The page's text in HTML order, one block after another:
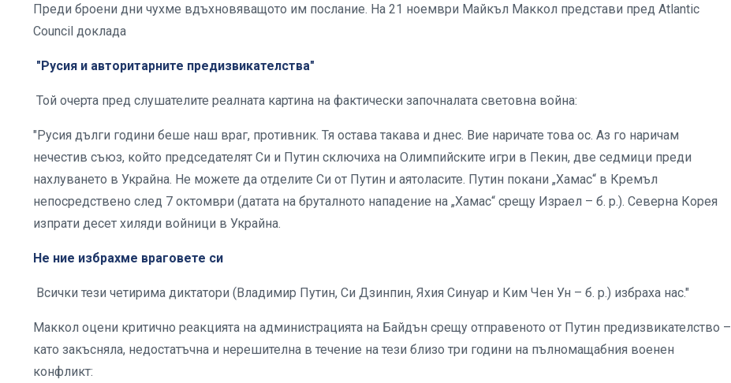
Преди броени дни чухме вдъхновяващото им послание. На 21 ноември Майкъл Маккол представи пред Atlantic
Council доклада
"Русия и авторитарните предизвикателства"
Той очерта пред слушателите реалната картина на фактически започналата световна война:
"Русия дълги години беше наш враг, противник. Тя остава такава и днес. Вие наричате това ос. Аз го наричам
нечестив съюз, който председателят Си и Путин сключиха на Олимпийските игри в Пекин, две седмици преди
нахлуването в Украйна. Не можете да отделите Си от Путин и аятоласите. Путин покани „Хамас“ в Кремъл
непосредствено след 7 октомври (датата на бруталното нападение на „Хамас“ срещу Израел – б. р.). Северна Корея
изпрати десет хиляди войници в Украйна.
Не ние избрахме враговете си
Всички тези четирима диктатори (Владимир Путин, Си Дзинпин, Яхия Синуар и Ким Чен Ун – б. р.) избраха нас."
Маккол оцени критично реакцията на администрацията на Байдън срещу отправеното от Путин предизвикателство –
като закъсняла, недостатъчна и нерешителна в течение на тези близо три години на пълномащабния военен
конфликт: